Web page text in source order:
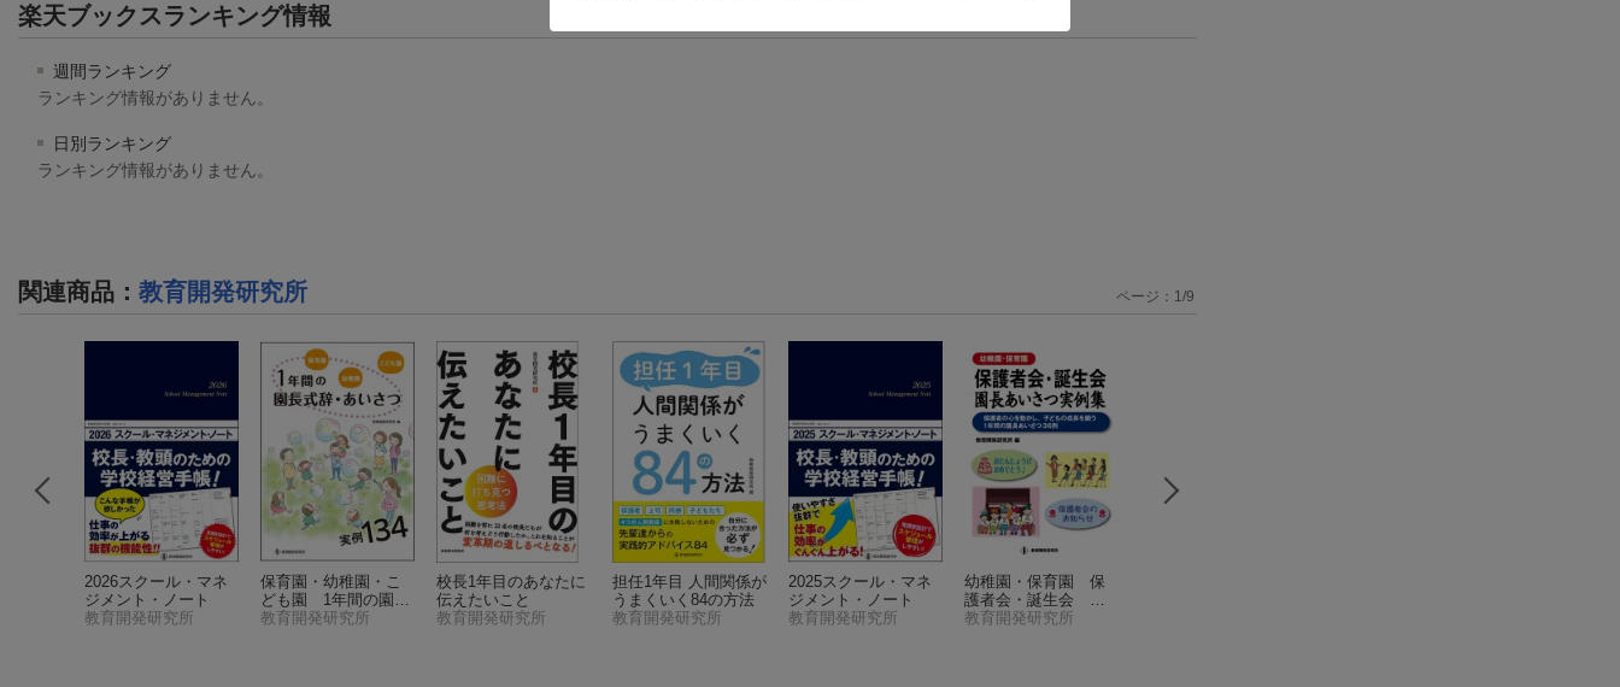
楽天ブックスランキング情報
週間ランキング
ランキング情報がありません。
日別ランキング
ランキング情報がありません。
関連商品 ： 教育開発研究所
2026スクール・マネ
ジメント・ノート
教育開発研究所
保育園・幼稚園・こ
ども園 1年間の園長
式辞・あいさつ実例1
教育開発研究所
校長1年目のあなたに
伝えたいこと
教育開発研究所
担任1年目 人間関係が
うまくいく84の方法
教育開発研究所
2025スクール・マネ
ジメント・ノート
教育開発研究所
幼稚園・保育園 保
護者会・誕生会 園
長あいさつ実例集
教育開発研究所
ページ： 1/9